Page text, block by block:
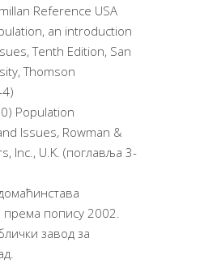
Reference USA
an introduction
Tenth Edition, San
Thomson
Population
Issues, Rowman &
Inc., U.K. (поглавља 3-
према попису 2002.
завод за